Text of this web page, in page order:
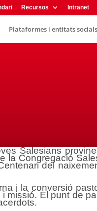
Recursos Intranet
Plataformes i entitats socials
Salesians
la Congregació
del
i la conversió
missió. El punt de